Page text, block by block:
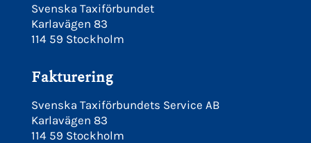
Svenska Taxiförbundet
Karlavägen 83
114 59 Stockholm
Fakturering
Svenska Taxiförbundets Service AB
Karlavägen 83
114 59 Stockholm